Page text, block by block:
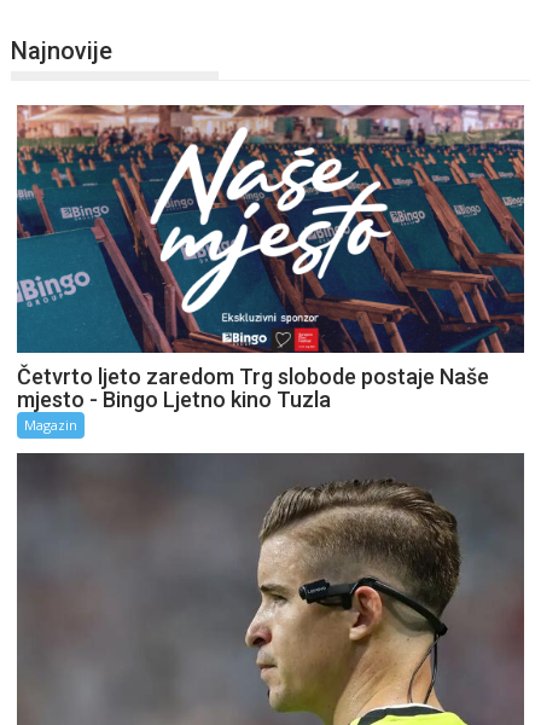
Najnovije
Četvrto ljeto zaredom Trg slobode postaje Naše
mjesto - Bingo Ljetno kino Tuzla
Magazin